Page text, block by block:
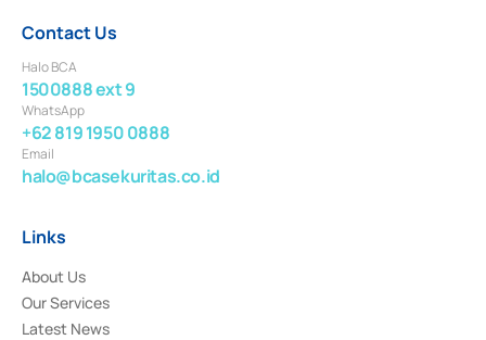
Contact Us
Halo BCA
1500888 ext 9
WhatsApp
+62 819 1950 0888
Email
halo@bcasekuritas.co.id
Links
About Us
Our Services
Latest News